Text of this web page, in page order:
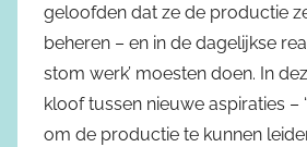
geloofden dat ze de productie
beheren – en in de dagelijkse
stom werk’ moesten doen. In
kloof tussen nieuwe aspiraties –
om de productie te kunnen